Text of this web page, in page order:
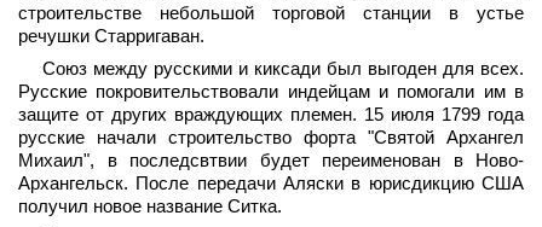
строительстве небольшой торговой станции в устье
речушки Старригаван.
Союз между русскими и киксади был выгоден для всех.
Русские покровительствовали индейцам и помогали им в
защите от других враждующих племен. 15 июля 1799 года
русские начали строительство форта "Святой Архангел
Михаил", в последсвтвии будет переименован в Ново-
Архангельск. После передачи Аляски в юрисдикцию США
получил новое название Ситка.